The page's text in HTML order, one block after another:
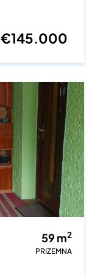
€145.000
59 m2
PRIZEMNA